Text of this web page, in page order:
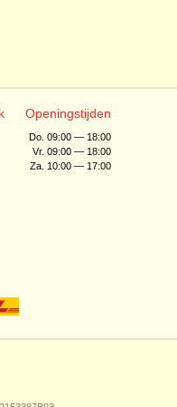
Openingstijden
Do. 09:00 — 18:00
Vr. 09:00 — 18:00
Za. 10:00 — 17:00